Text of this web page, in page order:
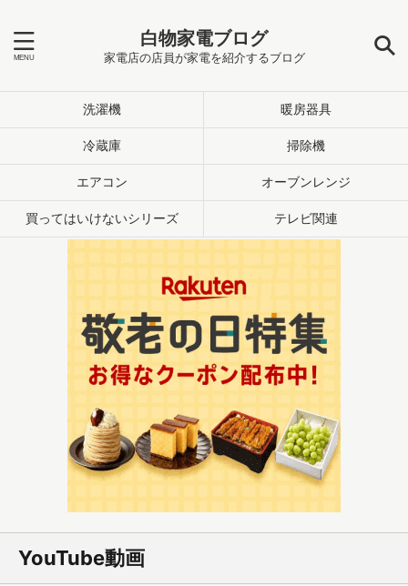
白物家電ブログ
家電店の店員が家電を紹介するブログ
洗濯機 暖房器具
冷蔵庫 掃除機
エアコン オーブンレンジ
買ってはいけないシリーズ テレビ関連
YouTube動画